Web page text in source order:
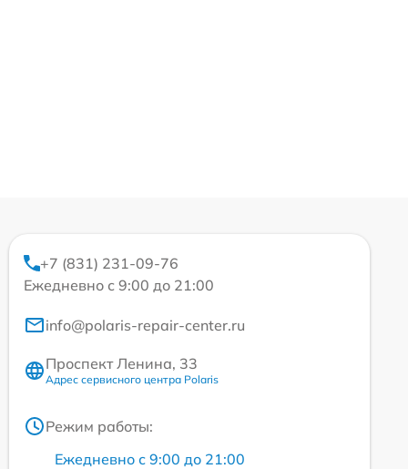
+7 (831) 231-09-76
Ежедневно с 9:00 до 21:00
info@polaris-repair-center.ru
Проспект Ленина, 33
Адрес сервисного центра Polaris
Режим работы:
Ежедневно с 9:00 до 21:00